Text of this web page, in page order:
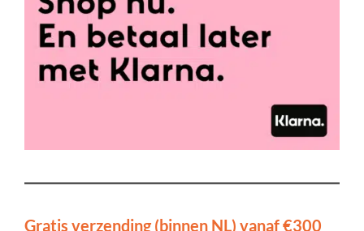
Gratis verzending (binnen NL) vanaf €300